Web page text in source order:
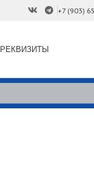
+7 (903)
РЕКВИЗИТЫ